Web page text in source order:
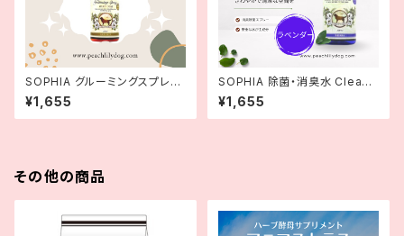
SOPHIA グルーミングスプレー
SILLKY COAT 250ml 【シルキ
ーコート】
¥1,655
SOPHIA 除菌・消臭水 Clean
With Water 300ｍl 【ラベンダ
ー】
¥1,655
その他の商品